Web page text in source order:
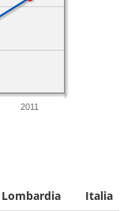
2011
Lombardia Italia